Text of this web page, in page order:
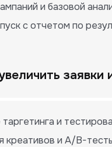
и базовой
с отчетом по
и
креативов и A/B-